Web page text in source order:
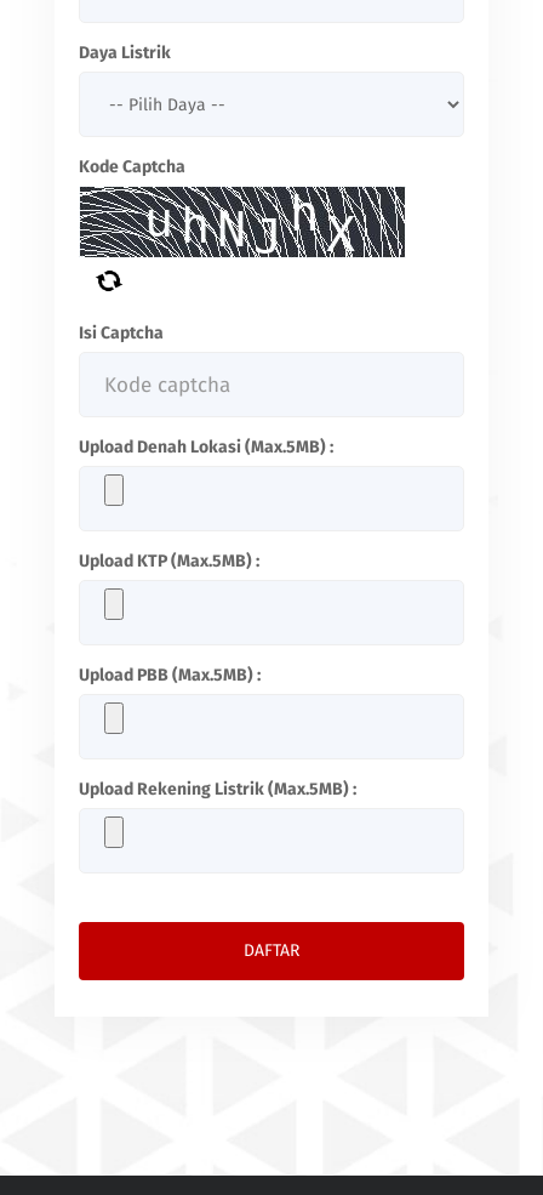
Daya Listrik
Kode Captcha
Isi Captcha
Upload Denah Lokasi (Max.5MB) :
Upload KTP (Max.5MB) :
Upload PBB (Max.5MB) :
Upload Rekening Listrik (Max.5MB) :